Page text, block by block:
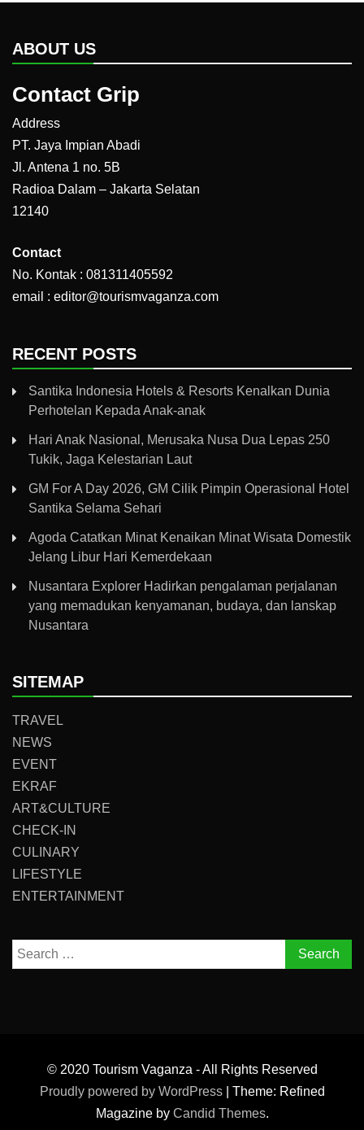
ABOUT US
Contact Grip
Address
PT. Jaya Impian Abadi
Jl. Antena 1 no. 5B
Radioa Dalam – Jakarta Selatan
12140
Contact
No. Kontak : 081311405592
email : editor@tourismvaganza.com
RECENT POSTS
Santika Indonesia Hotels & Resorts Kenalkan Dunia
Perhotelan Kepada Anak-anak
Hari Anak Nasional, Merusaka Nusa Dua Lepas 250
Tukik, Jaga Kelestarian Laut
GM For A Day 2026, GM Cilik Pimpin Operasional Hotel
Santika Selama Sehari
Agoda Catatkan Minat Kenaikan Minat Wisata Domestik
Jelang Libur Hari Kemerdekaan
Nusantara Explorer Hadirkan pengalaman perjalanan
yang memadukan kenyamanan, budaya, dan lanskap
Nusantara
SITEMAP
TRAVEL
NEWS
EVENT
EKRAF
ART&CULTURE
CHECK-IN
CULINARY
LIFESTYLE
ENTERTAINMENT
Search
for:
© 2020 Tourism Vaganza - All Rights Reserved
Proudly powered by WordPress
Theme: Refined
Magazine by Candid Themes.